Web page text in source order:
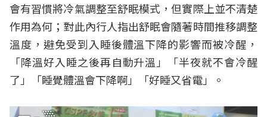
會有習慣將冷氣調整至舒眠模式，但實際上並不清楚
作用為何；對此內行人指出舒眠會隨著時間推移調整
溫度，避免受到入睡後體溫下降的影響而被冷醒，
「降溫好入睡之後再自動升溫」「半夜就不會冷醒
了」「睡覺體溫會下降啊」「好睡又省電」。